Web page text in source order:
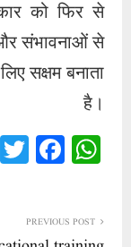
को फिर से
संभावनाओं से
सक्षम बनाता
है।
W
ha
A
Fa
ce
okPREVIOUS POST